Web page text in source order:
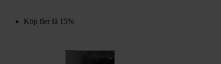
Köp fler få 15%